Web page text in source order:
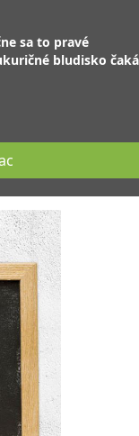
sa to pravé
bludisko